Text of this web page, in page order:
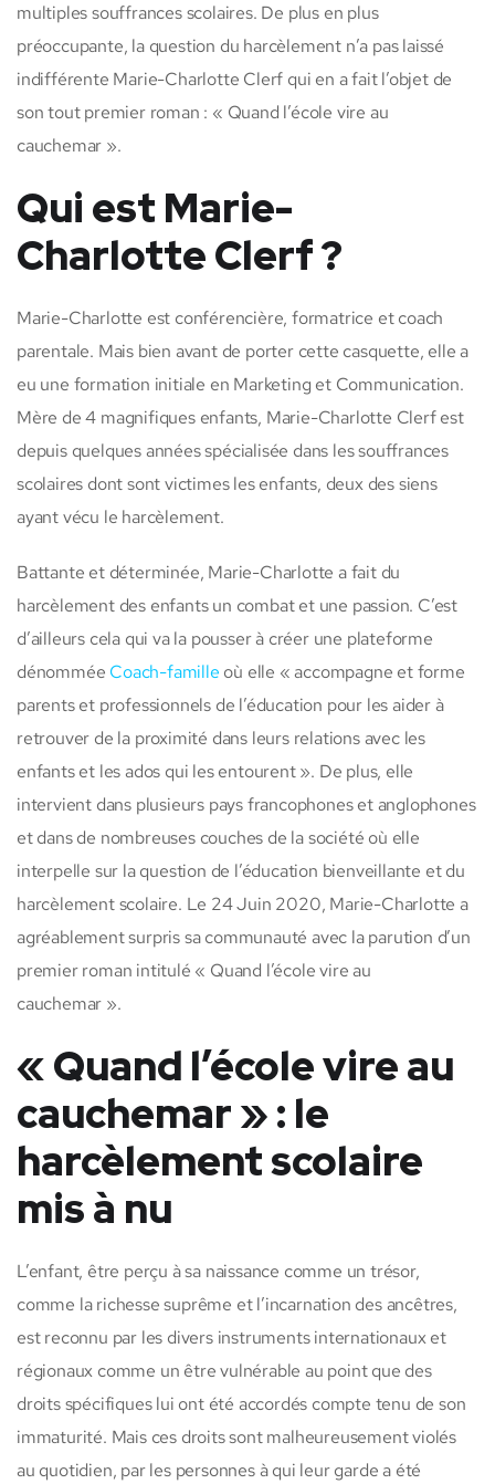
multiples souffrances scolaires. De plus en plus
préoccupante, la question du harcèlement n’a pas laissé
indifférente Marie-Charlotte Clerf qui en a fait l’objet de
son tout premier roman : « Quand l’école vire au
cauchemar ».
Qui est Marie-
Charlotte Clerf ?
Marie-Charlotte est conférencière, formatrice et coach
parentale. Mais bien avant de porter cette casquette, elle a
eu une formation initiale en Marketing et Communication.
Mère de 4 magnifiques enfants, Marie-Charlotte Clerf est
depuis quelques années spécialisée dans les souffrances
scolaires dont sont victimes les enfants, deux des siens
ayant vécu le harcèlement.
Battante et déterminée, Marie-Charlotte a fait du
harcèlement des enfants un combat et une passion. C’est
d’ailleurs cela qui va la pousser à créer une plateforme
dénommée Coach-famille où elle « accompagne et forme
parents et professionnels de l’éducation pour les aider à
retrouver de la proximité dans leurs relations avec les
enfants et les ados qui les entourent ». De plus, elle
intervient dans plusieurs pays francophones et anglophones
et dans de nombreuses couches de la société où elle
interpelle sur la question de l’éducation bienveillante et du
harcèlement scolaire. Le 24 Juin 2020, Marie-Charlotte a
agréablement surpris sa communauté avec la parution d’un
premier roman intitulé « Quand l’école vire au
cauchemar ».
« Quand l’école vire au
cauchemar » : le
harcèlement scolaire
mis à nu
L’enfant, être perçu à sa naissance comme un trésor,
comme la richesse suprême et l’incarnation des ancêtres,
est reconnu par les divers instruments internationaux et
régionaux comme un être vulnérable au point que des
droits spécifiques lui ont été accordés compte tenu de son
immaturité. Mais ces droits sont malheureusement violés
au quotidien, par les personnes à qui leur garde a été